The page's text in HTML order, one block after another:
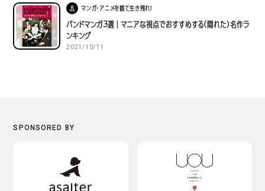
マンガ・アニメを観て生き残れ！
バンドマンガ３選｜マニアな視点でおすすめする(隠れた)名作ラ
ンキング
2021/10/11